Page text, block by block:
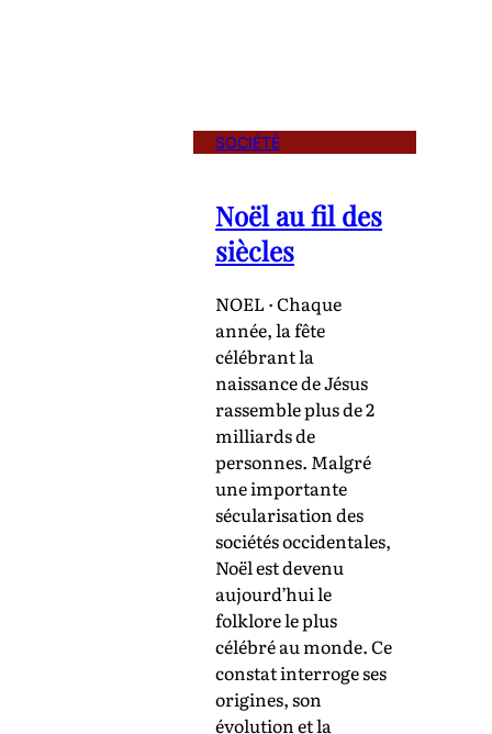
SOCIÉTÉ
Noël au fil des
siècles
NOEL · Chaque
année, la fête
célébrant la
naissance de Jésus
rassemble plus de 2
milliards de
personnes. Malgré
une importante
sécularisation des
sociétés occidentales,
Noël est devenu
aujourd’hui le
folklore le plus
célébré au monde. Ce
constat interroge ses
origines, son
évolution et la